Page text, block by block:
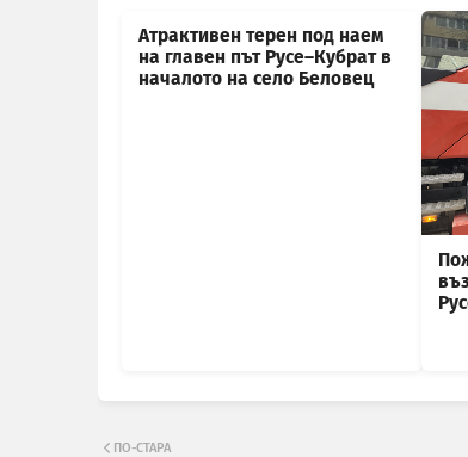
Атрактивен терен под наем
на главен път Русе–Кубрат в
началото на село Беловец
ПО-СТАРА